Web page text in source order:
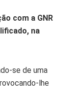
com a GNR
na
se de uma
lhe